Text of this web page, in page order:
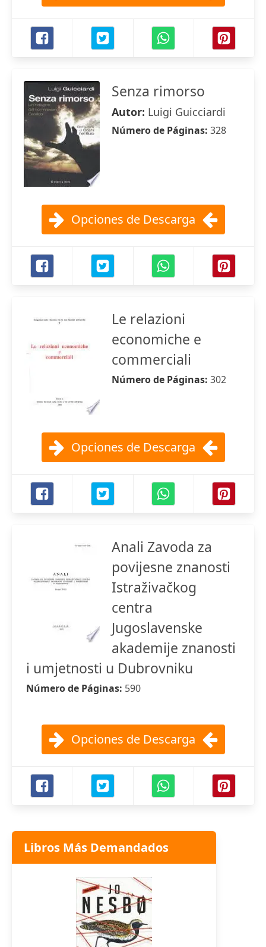
Senza rimorso
Autor: Luigi Guicciardi
Número de Páginas: 328
Opciones de Descarga
Le relazioni
economiche e
commerciali
Número de Páginas: 302
Opciones de Descarga
Anali Zavoda za
povijesne znanosti
Istraživačkog
centra
Jugoslavenske
akademije znanosti
i umjetnosti u Dubrovniku
Número de Páginas: 590
Opciones de Descarga
Libros Más Demandados